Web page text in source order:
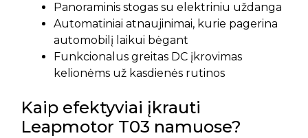
Panoraminis stogas su elektriniu uždanga
Automatiniai atnaujinimai, kurie pagerina
automobilį laikui bėgant
Funkcionalus greitas DC įkrovimas
kelionėms už kasdienės rutinos
Kaip efektyviai įkrauti
Leapmotor T03 namuose?